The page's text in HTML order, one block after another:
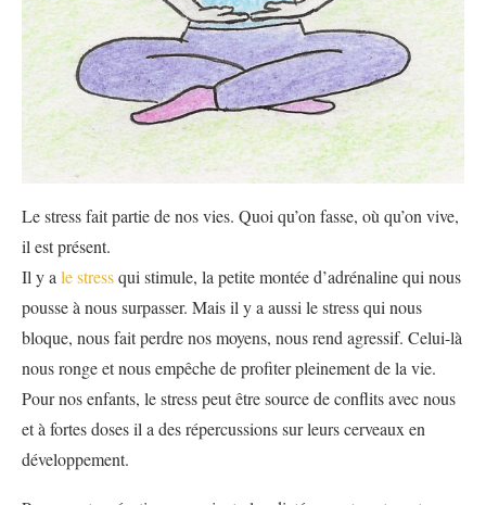
Le stress fait partie de nos vies. Quoi qu’on fasse, où qu’on vive,
il est présent.
Il y a le stressqui stimule, la petite montée d’adrénaline qui nous
pousse à nous surpasser. Mais il y a aussi le stress qui nous
bloque, nous fait perdre nos moyens, nous rend agressif. Celui-là
nous ronge et nous empêche de profiter pleinement de la vie.
Pour nos enfants, le stress peut être source de conflits avec nous
et à fortes doses il a des répercussions sur leurs cerveaux en
développement.